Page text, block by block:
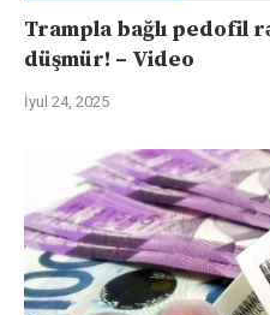
Trampla bağlı pedofil
düşmür! – Video
İyul 24, 2025